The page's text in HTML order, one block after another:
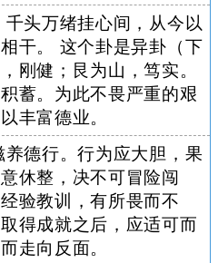
头万绪挂心间，从今以
干。 这个卦是异卦（下
刚健；艮为山，笃实。
蓄。为此不畏严重的艰
丰富德业。
德行。行为应大胆，果
休整，决不可冒险闯
验教训，有所畏而不
得成就之后，应适可而
走向反面。